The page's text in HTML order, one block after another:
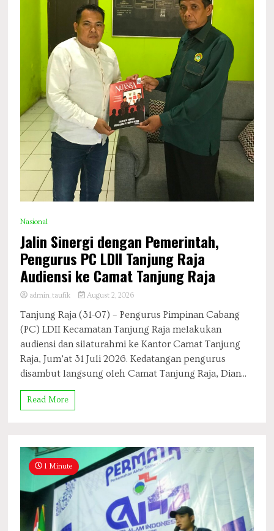
Nasional
Jalin Sinergi dengan Pemerintah,
Pengurus PC LDII Tanjung Raja
Audiensi ke Camat Tanjung Raja
admin_taufik August 2, 2026
Tanjung Raja (31-07) – Pengurus Pimpinan Cabang
(PC) LDII Kecamatan Tanjung Raja melakukan
audiensi dan silaturahmi ke Kantor Camat Tanjung
Raja, Jum’at 31 Juli 2026. Kedatangan pengurus
disambut langsung oleh Camat Tanjung Raja, Dian...
Read More
1 Minute